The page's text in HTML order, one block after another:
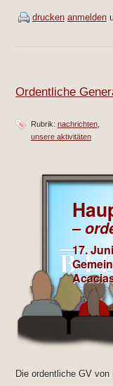
drucken anmelden
Ordentliche
Rubrik: nachrichten
unsere aktivitäten
–
17.
Die ordentliche GV